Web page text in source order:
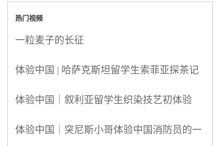
热门视频
一粒麦子的长征
体验中国 | 哈萨克斯坦留学生索菲亚探茶记
体验中国｜叙利亚留学生织染技艺初体验
体验中国｜突尼斯小哥体验中国消防员的一